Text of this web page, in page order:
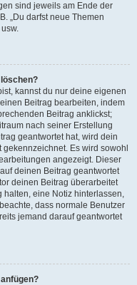
sind jeweils am Ende der
„Du darfst neue Themen
kannst du nur deine eigenen
Beitrag bearbeiten, indem
Beitrag anklickst;
nach seiner Erstellung
geantwortet hat, wird dein
Es wird sowohl
angezeigt. Dieser
deinen Beitrag geantwortet
deinen Beitrag überarbeitet
halten, eine Notiz hinterlassen,
dass normale Benutzer
jemand darauf geantwortet